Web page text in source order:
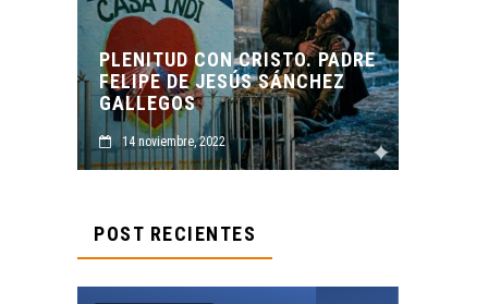
PLENITUD CON CRISTO. PADRE
FELIPE DE JESÚS SÁNCHEZ
GALLEGOS
14 noviembre, 2022
ORIGEN Y
CASA INDI
14 noviembre, 2022
POST RECIENTES